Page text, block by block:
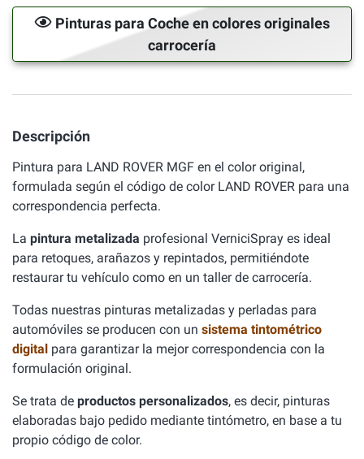
Pinturas para Coche en colores originales
carrocería
Descripción
Pintura para LAND ROVER MGF en el color original,
formulada según el código de color LAND ROVER para una
correspondencia perfecta.
La pintura metalizada profesional VerniciSpray es ideal
para retoques, arañazos y repintados, permitiéndote
restaurar tu vehículo como en un taller de carrocería.
Todas nuestras pinturas metalizadas y perladas para
automóviles se producen con un sistema tintométrico
digital para garantizar la mejor correspondencia con la
formulación original.
Se trata de productos personalizados, es decir, pinturas
elaboradas bajo pedido mediante tintómetro, en base a tu
propio código de color.